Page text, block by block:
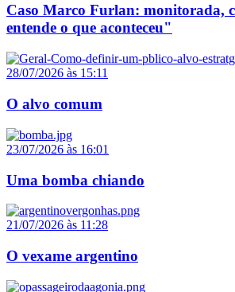
Caso Marco Furlan: monitorada,
entende o que aconteceu"
28/07/2026 às 15:11
O alvo comum
23/07/2026 às 16:01
Uma bomba chiando
21/07/2026 às 11:28
O vexame argentino